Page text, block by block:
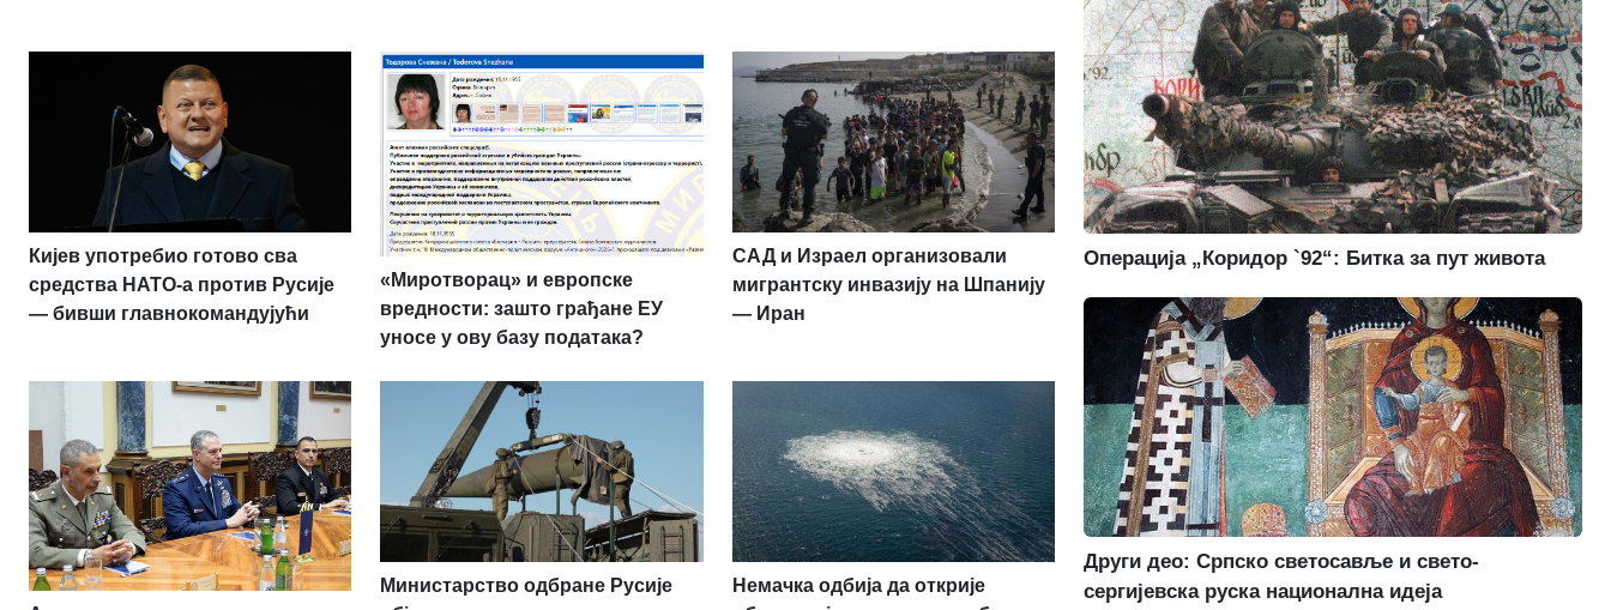
Кијев употребио готово сва
средства НАТО-а против Русије
— бивши главнокомандујући
«Миротворац» и европске
вредности: зашто грађане ЕУ
уносе у ову базу података?
САД и Израел организовали
мигрантску инвазију на Шпанију
— Иран
Министарство одбране Русије
Немачка одбија да открије
Операција „Коридор `92“: Битка за пут живота
Други део: Српско светосавље и свето-
сергијевска руска национална идеја